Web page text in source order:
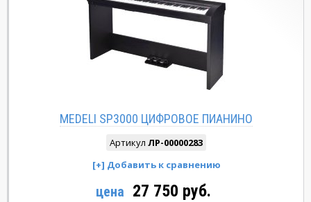
MEDELI SP3000 ЦИФРОВОЕ ПИАНИНО
Артикул ЛР-00000283
цена 27 750 руб.